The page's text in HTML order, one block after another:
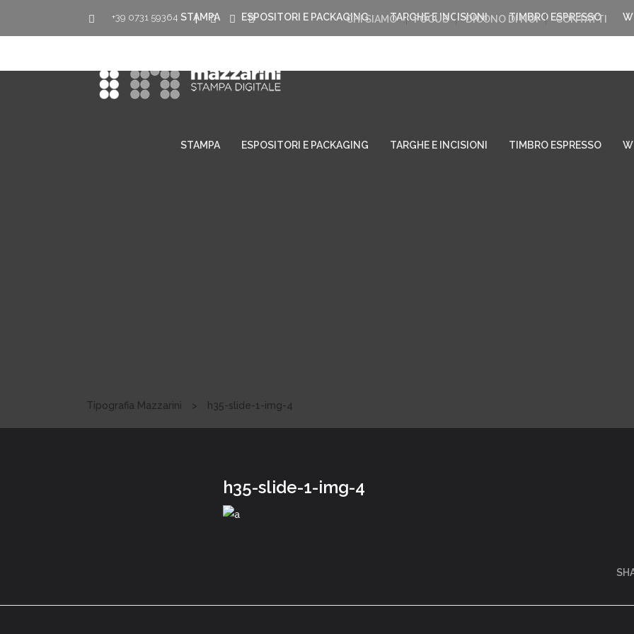
+39 0731 59364 | CHI SIAMO FOCUS DICONO DI NOI CONTATTI
STAMPA ESPOSITORI E PACKAGING TARGHE E INCISIONI TIMBRO ESPRESSO
STAMPA ESPOSITORI E PACKAGING TARGHE E INCISIONI TIMBRO ESPRESSO
Tipografia Mazzarini > h35-slide-1-img-4
h35-slide-1-img-4